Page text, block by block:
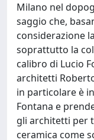
Milano nel
saggio che,
considerazione
soprattutto la
calibro di Lucio
architetti
in particolare è
Fontana e
gli architetti per
ceramica come